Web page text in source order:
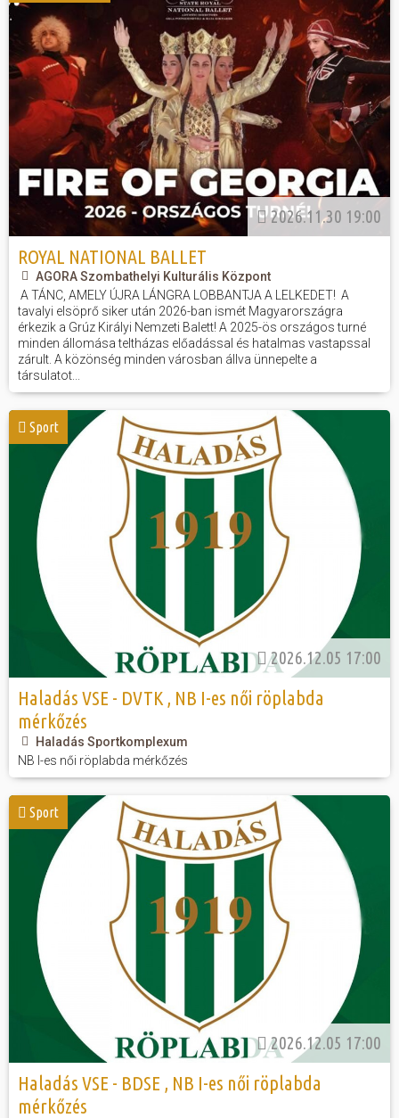
2026.11.30 19:00
ROYAL NATIONAL BALLET
AGORA Szombathelyi Kulturális Központ
A TÁNC, AMELY ÚJRA LÁNGRA LOBBANTJA A LELKEDET! A
tavalyi elsöprő siker után 2026-ban ismét Magyarországra
érkezik a Grúz Királyi Nemzeti Balett! A 2025-ös országos turné
minden állomása teltházas előadással és hatalmas vastapssal
zárult. A közönség minden városban állva ünnepelte a
társulatot...
Sport
2026.12.05 17:00
Haladás VSE - DVTK , NB I-es női röplabda
mérkőzés
Haladás Sportkomplexum
NB I-es női röplabda mérkőzés
Sport
2026.12.05 17:00
Haladás VSE - BDSE , NB I-es női röplabda
mérkőzés